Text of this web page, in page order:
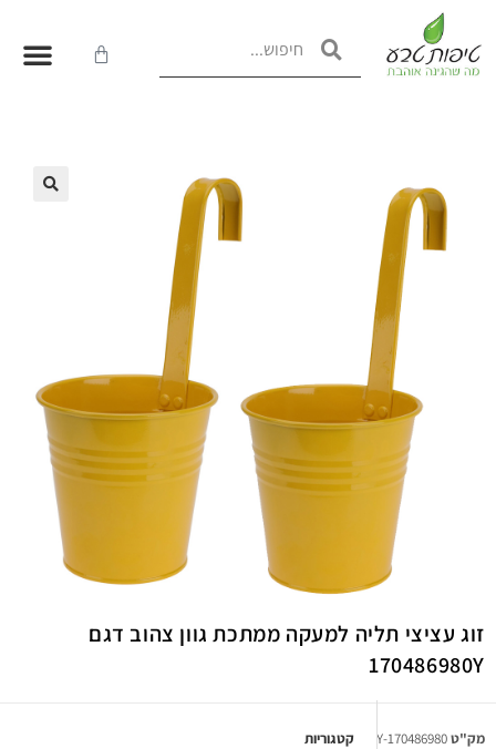
זוג עציצי תליה למעקה ממתכת גוון צהוב דגם
170486980Y
מק"ט170486980-Y
קטגוריות